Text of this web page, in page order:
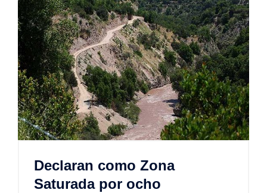
Declaran como Zona
Saturada por ocho